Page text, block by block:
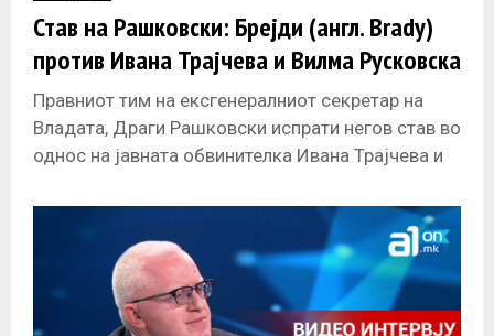
Став на Рашковски: Брејди (англ. Brady)
против Ивана Трајчева и Вилма Русковска
Правниот тим на ексгенералниот секретар на
Владата, Драги Рашковски испрати негов став во
однос на јавната обвинителка Ивана Трајчева и
Соопштението